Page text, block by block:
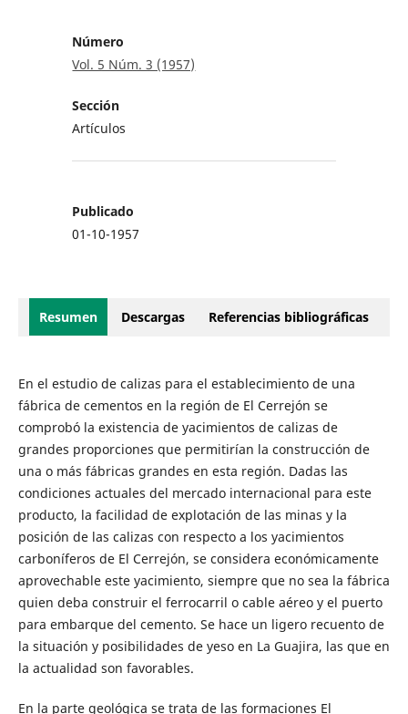
Número
Vol. 5 Núm. 3 (1957)
Sección
Artículos
Publicado
01-10-1957
Resumen Descargas Referencias bibliográficas
En el estudio de calizas para el establecimiento de una
fábrica de cementos en la región de El Cerrejón se
comprobó la existencia de yacimientos de calizas de
grandes proporciones que permitirían la construcción de
una o más fábricas grandes en esta región. Dadas las
condiciones actuales del mercado internacional para este
producto, la facilidad de explotación de las minas y la
posición de las calizas con respecto a los yacimientos
carboníferos de El Cerrejón, se considera económicamente
aprovechable este yacimiento, siempre que no sea la fábrica
quien deba construir el ferrocarril o cable aéreo y el puerto
para embarque del cemento. Se hace un ligero recuento de
la situación y posibilidades de yeso en La Guajira, las que en
la actualidad son favorables.
En la parte geológica se trata de las formaciones El